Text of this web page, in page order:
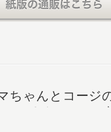
ちゃんとコージ
てきた! WEST.